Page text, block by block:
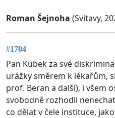
Roman Šejnoha (Svitavy,
#1704
Pan Kubek za své
urážky směrem k lékařům,
prof. Beran a další), i všem
svobodně rozhodli
co dělat v čele instituce,